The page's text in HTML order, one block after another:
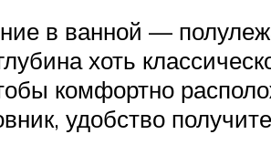
в ванной —
хоть
комфортно
удобство